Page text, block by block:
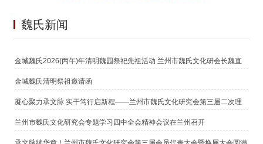
魏氏新闻
金城魏氏2026(丙午)年清明魏园祭祀先祖活动 兰州市魏氏文化研会长魏直
鹏恭读祭文
金城魏氏清明祭祖邀请函
凝心聚力承文脉 实干笃行启新程——兰州市魏氏文化研究会第三届二次理
事（扩大）会议暨新春团拜会圆满举行
兰州市魏氏文化研究会专题学习四中全会精神会议在兰州召开